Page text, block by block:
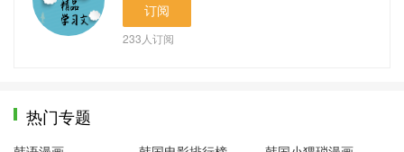
订阅
233 人订阅
热门专题